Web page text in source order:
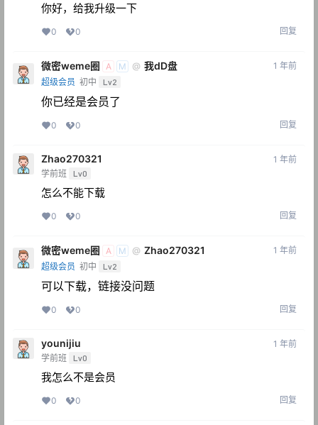
你好，给我升级一下
0 0 回复
微密weme圈 A M @ 我dD盘
超级会员 初中 Lv2
1 年前
你已经是会员了
0 0 回复
Zhao270321
学前班 Lv0
1 年前
怎么不能下载
0 0 回复
微密weme圈 A M @ Zhao270321
超级会员 初中 Lv2
1 年前
可以下载，链接没问题
0 0 回复
younijiu
学前班 Lv0
1 年前
我怎么不是会员
0 0 回复